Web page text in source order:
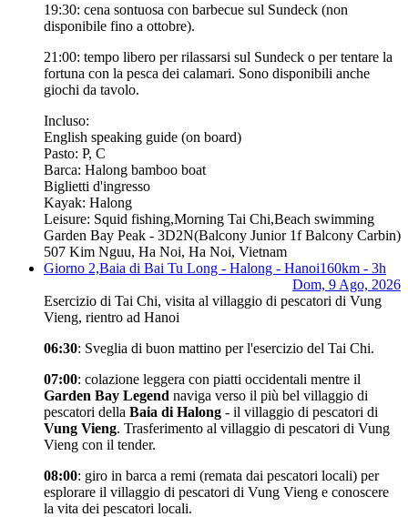
19:30: cena sontuosa con barbecue sul Sundeck (non
disponibile fino a ottobre).
21:00: tempo libero per rilassarsi sul Sundeck o per tentare la
fortuna con la pesca dei calamari. Sono disponibili anche
giochi da tavolo.
Incluso:
English speaking guide (on board)
Pasto: P, C
Barca: Halong bamboo boat
Biglietti d'ingresso
Kayak: Halong
Leisure: Squid fishing,Morning Tai Chi,Beach swimming
Garden Bay Peak - 3D2N(Balcony Junior 1f Balcony Carbin)
507 Kim Nguu, Ha Noi, Ha Noi, Vietnam
Giorno 2,Baia di Bai Tu Long - Halong - Hanoi160km - 3h
Dom, 9 Ago, 2026
Esercizio di Tai Chi, visita al villaggio di pescatori di Vung
Vieng, rientro ad Hanoi
06:30: Sveglia di buon mattino per l'esercizio del Tai Chi.
07:00: colazione leggera con piatti occidentali mentre il
Garden Bay Legend naviga verso il più bel villaggio di
pescatori della Baia di Halong - il villaggio di pescatori di
Vung Vieng. Trasferimento al villaggio di pescatori di Vung
Vieng con il tender.
08:00: giro in barca a remi (remata dai pescatori locali) per
esplorare il villaggio di pescatori di Vung Vieng e conoscere
la vita dei pescatori locali.